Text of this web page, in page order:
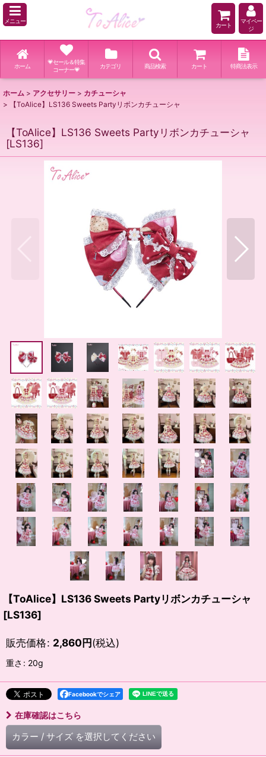
メニュー
カート
マイペー
ジ
ホーム
💗セール＆特集
コーナー💗
カテゴリ 商品検索 カート 特商法表示
ホーム > アクセサリー > カチューシャ
>
【ToAlice】LS136 Sweets Partyリボンカチューシャ
【ToAlice】LS136 Sweets Partyリボンカチューシャ
[LS136]
【ToAlice】LS136 Sweets Partyリボンカチューシャ
[LS136]
販売価格: 2,860円(税込)
重さ : 20g
Facebookでシェア
在庫確認はこちら
カラー / サイズ を選択してください